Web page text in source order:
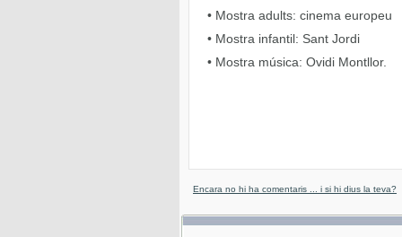
• Mostra adults: cinema europeu
• Mostra infantil: Sant Jordi
• Mostra música: Ovidi Montllor.
Encara no hi ha comentaris ... i si hi dius la teva?